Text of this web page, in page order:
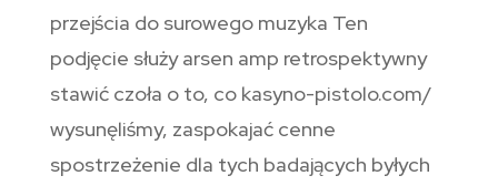
przejścia do surowego muzyka Ten
podjęcie służy arsen amp retrospektywny
stawić czoła o to, co kasyno-pistolo.com/
wysunęliśmy, zaspokajać cenne
spostrzeżenie dla tych badających byłych